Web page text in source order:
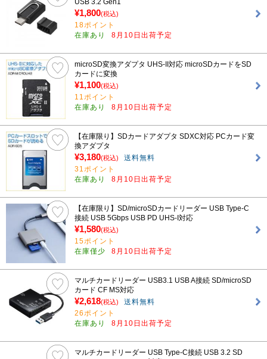
¥1,800(税込)
18ポイント
在庫あり
8月10日出荷予定
microSD変換アダプタ UHS-II対応 microSDカードをSD
カードに変換
¥1,100(税込)
11ポイント
在庫あり
8月10日出荷予定
【在庫限り】SDカードアダプタ SDXC対応 PCカード変
換アダプタ
¥3,180(税込)
送料無料
31ポイント
在庫あり
8月10日出荷予定
【在庫限り】SD/microSDカードリーダー USB Type-C
接続 USB 5Gbps USB PD UHS-I対応
¥1,580(税込)
15ポイント
在庫僅少
8月10日出荷予定
マルチカードリーダー USB3.1 USB A接続 SD/microSD
カード CF MS対応
¥2,618(税込)
送料無料
26ポイント
在庫あり
8月10日出荷予定
マルチカードリーダー USB Type-C接続 USB 3.2 SD